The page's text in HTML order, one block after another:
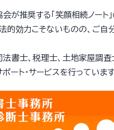
が推奨する「笑顔相続ノート
法的効力こそないものの、ご
書士、税理士、土地家屋調
ート・サービスを行っています